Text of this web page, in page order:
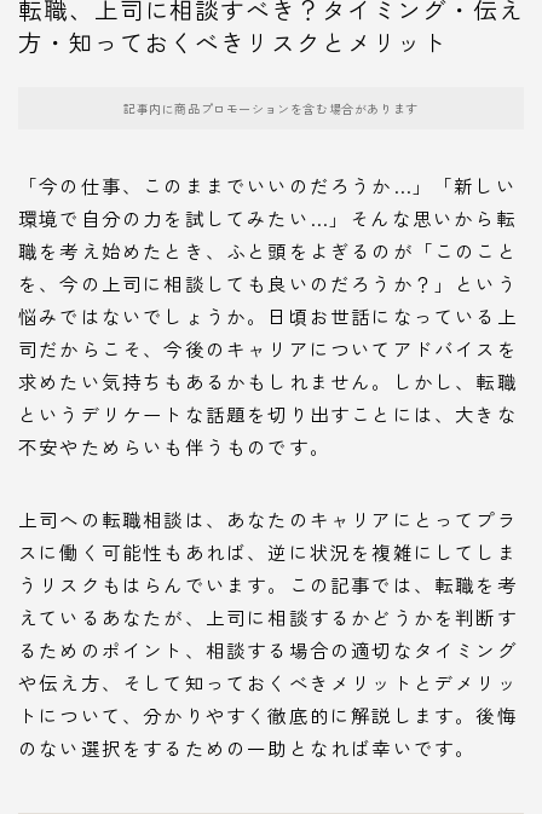
転職、上司に相談すべき？タイミング・伝え
方・知っておくべきリスクとメリット
記事内に商品プロモーションを含む場合があります
「今の仕事、このままでいいのだろうか…」「新しい
環境で自分の力を試してみたい…」そんな思いから転
職を考え始めたとき、ふと頭をよぎるのが「このこと
を、今の上司に相談しても良いのだろうか？」という
悩みではないでしょうか。日頃お世話になっている上
司だからこそ、今後のキャリアについてアドバイスを
求めたい気持ちもあるかもしれません。しかし、転職
というデリケートな話題を切り出すことには、大きな
不安やためらいも伴うものです。
上司への転職相談は、あなたのキャリアにとってプラ
スに働く可能性もあれば、逆に状況を複雑にしてしま
うリスクもはらんでいます。この記事では、転職を考
えているあなたが、上司に相談するかどうかを判断す
るためのポイント、相談する場合の適切なタイミング
や伝え方、そして知っておくべきメリットとデメリッ
トについて、分かりやすく徹底的に解説します。後悔
のない選択をするための一助となれば幸いです。